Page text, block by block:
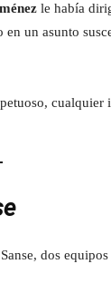
le había
un asunto
dos